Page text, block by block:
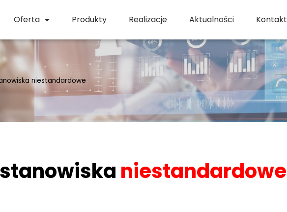
Oferta Produkty Realizacje Aktualności Kontakt
niestandardowe
niestandardowe